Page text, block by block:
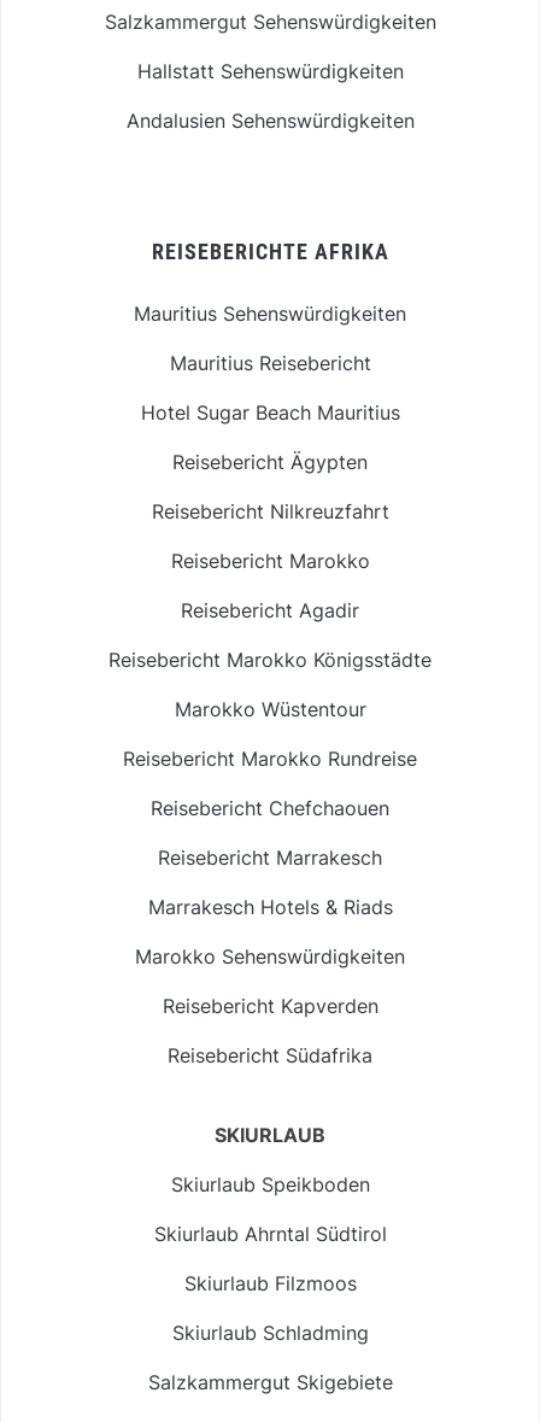
Salzkammergut Sehenswürdigkeiten
Hallstatt Sehenswürdigkeiten
Andalusien Sehenswürdigkeiten
REISEBERICHTE AFRIKA
Mauritius Sehenswürdigkeiten
Mauritius Reisebericht
Hotel Sugar Beach Mauritius
Reisebericht Ägypten
Reisebericht Nilkreuzfahrt
Reisebericht Marokko
Reisebericht Agadir
Reisebericht Marokko Königsstädte
Marokko Wüstentour
Reisebericht Marokko Rundreise
Reisebericht Chefchaouen
Reisebericht Marrakesch
Marrakesch Hotels & Riads
Marokko Sehenswürdigkeiten
Reisebericht Kapverden
Reisebericht Südafrika
SKIURLAUB
Skiurlaub Speikboden
Skiurlaub Ahrntal Südtirol
Skiurlaub Filzmoos
Skiurlaub Schladming
Salzkammergut Skigebiete